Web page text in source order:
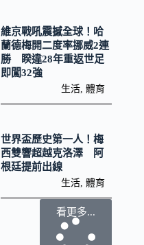
維京戰吼震撼全球！哈
蘭德梅開二度率挪威2連
勝 睽違28年重返世足
即闖32強
生活 ,體育
世界盃歷史第一人！梅
西雙響超越克洛澤 阿
根廷提前出線
生活 ,體育
看更多...